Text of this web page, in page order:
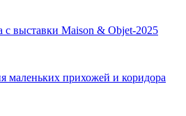
с выставки Maison & Objet-2025
маленьких прихожей и коридора